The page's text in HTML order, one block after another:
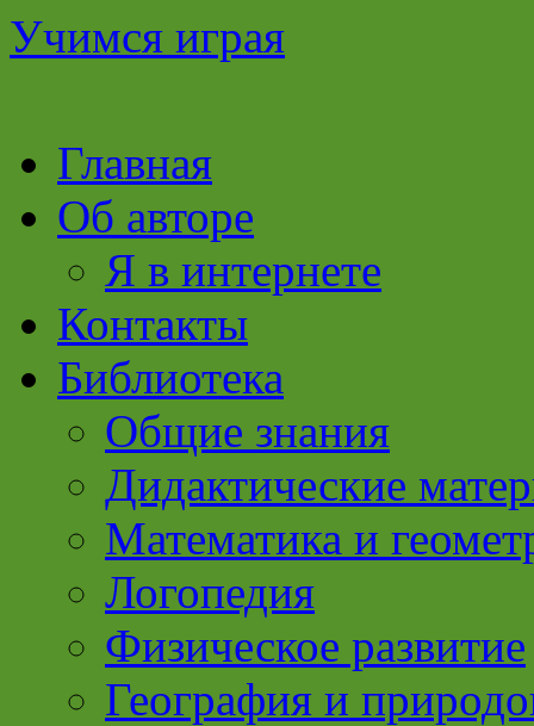
Учимся играя
Перейти
содержимому
Главная
Об авторе
Я в интернете
Контакты
Библиотека
Общие знания
Дидактические
Математика и
Логопедия
Физическое развитие
География и